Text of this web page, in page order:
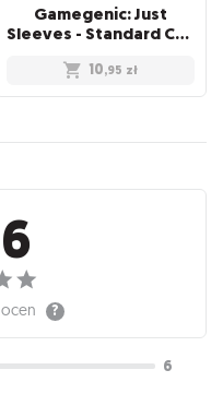
Gamegenic: Just
Sleeves - Standard Card Game Sleeves (66x91 mm), Czarne, 50 sztuk
10,95 zł